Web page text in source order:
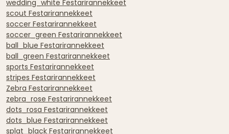
wedding_white Festarirannekkeet
scout Festarirannekkeet
soccer Festarirannekkeet
soccer_green Festarirannekkeet
ball_blue Festarirannekkeet
ball_green Festarirannekkeet
sports Festarirannekkeet
stripes Festarirannekkeet
Zebra Festarirannekkeet
zebra_rose Festarirannekkeet
dots_rosa Festarirannekkeet
dots_blue Festarirannekkeet
splat_black Festarirannekkeet